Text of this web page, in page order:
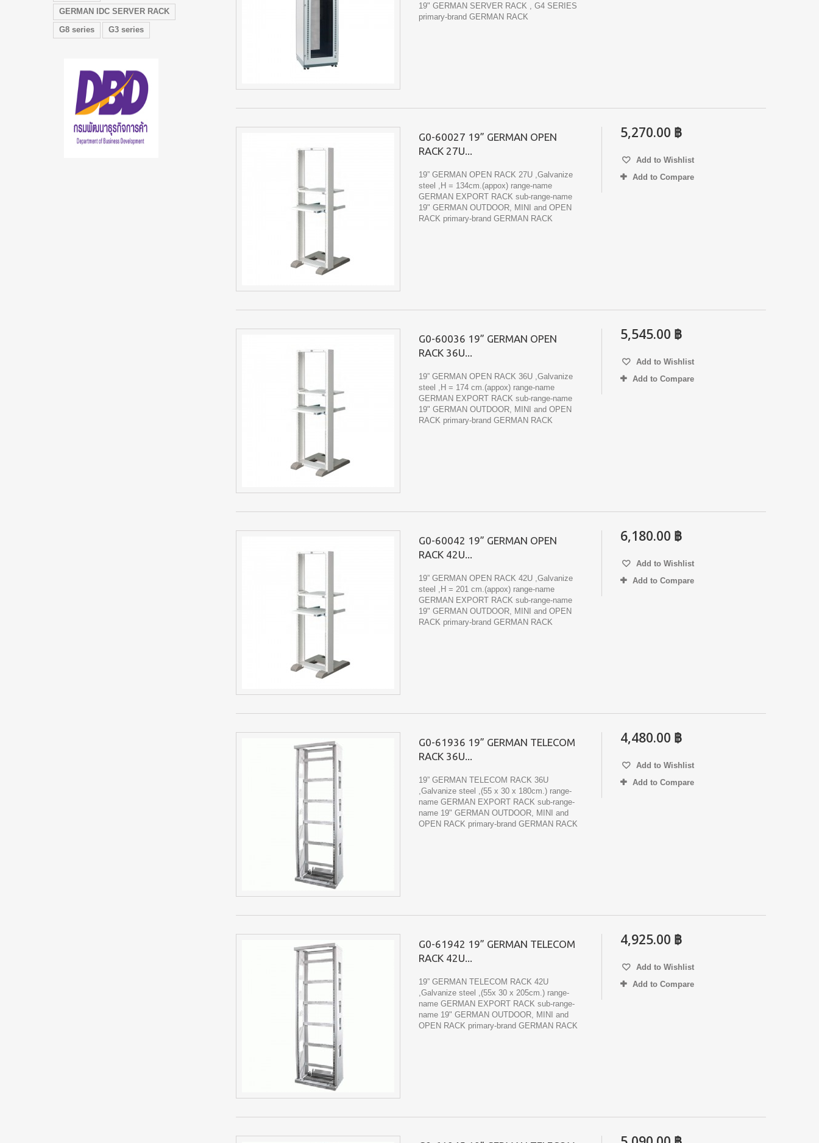
GERMAN IDC SERVER RACK
G8 series
G3 series
19" GERMAN SERVER RACK , G4 SERIES
primary-brand GERMAN RACK
G0-60027 19” GERMAN OPEN
RACK 27U...
19” GERMAN OPEN RACK 27U ,Galvanize
steel ,H = 134cm.(appox) range-name
GERMAN EXPORT RACK sub-range-name
19" GERMAN OUTDOOR, MINI and OPEN
RACK primary-brand GERMAN RACK
5,270.00 ฿
Add to Wishlist
Add to Compare
G0-60036 19” GERMAN OPEN
RACK 36U...
19” GERMAN OPEN RACK 36U ,Galvanize
steel ,H = 174 cm.(appox) range-name
GERMAN EXPORT RACK sub-range-name
19" GERMAN OUTDOOR, MINI and OPEN
RACK primary-brand GERMAN RACK
5,545.00 ฿
Add to Wishlist
Add to Compare
G0-60042 19” GERMAN OPEN
RACK 42U...
19” GERMAN OPEN RACK 42U ,Galvanize
steel ,H = 201 cm.(appox) range-name
GERMAN EXPORT RACK sub-range-name
19" GERMAN OUTDOOR, MINI and OPEN
RACK primary-brand GERMAN RACK
6,180.00 ฿
Add to Wishlist
Add to Compare
G0-61936 19” GERMAN TELECOM
RACK 36U...
19” GERMAN TELECOM RACK 36U
,Galvanize steel ,(55 x 30 x 180cm.) range-
name GERMAN EXPORT RACK sub-range-
name 19" GERMAN OUTDOOR, MINI and
OPEN RACK primary-brand GERMAN RACK
4,480.00 ฿
Add to Wishlist
Add to Compare
G0-61942 19” GERMAN TELECOM
RACK 42U...
19” GERMAN TELECOM RACK 42U
,Galvanize steel ,(55x 30 x 205cm.) range-
name GERMAN EXPORT RACK sub-range-
name 19" GERMAN OUTDOOR, MINI and
OPEN RACK primary-brand GERMAN RACK
4,925.00 ฿
Add to Wishlist
Add to Compare